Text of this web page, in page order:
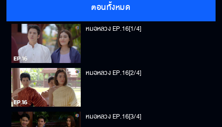
ตอนทั้งหมด
หมอหลวง EP.16[1/4]
หมอหลวง EP.16[2/4]
หมอหลวง EP.16[3/4]